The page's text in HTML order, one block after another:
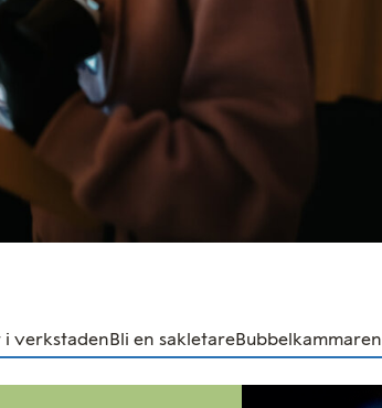
i verkstadenBli en sakletareBubbelkammaren